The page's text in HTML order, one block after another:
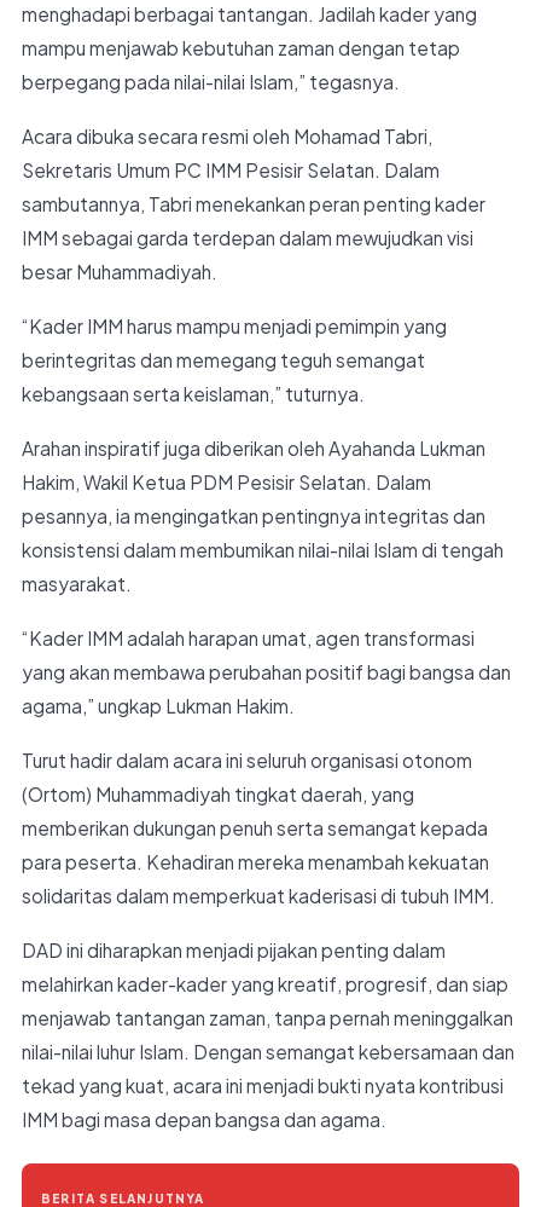
menghadapi berbagai tantangan. Jadilah kader yang
mampu menjawab kebutuhan zaman dengan tetap
berpegang pada nilai-nilai Islam,” tegasnya.
Acara dibuka secara resmi oleh Mohamad Tabri,
Sekretaris Umum PC IMM Pesisir Selatan. Dalam
sambutannya, Tabri menekankan peran penting kader
IMM sebagai garda terdepan dalam mewujudkan visi
besar Muhammadiyah.
“Kader IMM harus mampu menjadi pemimpin yang
berintegritas dan memegang teguh semangat
kebangsaan serta keislaman,” tuturnya.
Arahan inspiratif juga diberikan oleh Ayahanda Lukman
Hakim, Wakil Ketua PDM Pesisir Selatan. Dalam
pesannya, ia mengingatkan pentingnya integritas dan
konsistensi dalam membumikan nilai-nilai Islam di tengah
masyarakat.
“Kader IMM adalah harapan umat, agen transformasi
yang akan membawa perubahan positif bagi bangsa dan
agama,” ungkap Lukman Hakim.
Turut hadir dalam acara ini seluruh organisasi otonom
(Ortom) Muhammadiyah tingkat daerah, yang
memberikan dukungan penuh serta semangat kepada
para peserta. Kehadiran mereka menambah kekuatan
solidaritas dalam memperkuat kaderisasi di tubuh IMM.
DAD ini diharapkan menjadi pijakan penting dalam
melahirkan kader-kader yang kreatif, progresif, dan siap
menjawab tantangan zaman, tanpa pernah meninggalkan
nilai-nilai luhur Islam. Dengan semangat kebersamaan dan
tekad yang kuat, acara ini menjadi bukti nyata kontribusi
IMM bagi masa depan bangsa dan agama.
BERITA SELANJUTNYA